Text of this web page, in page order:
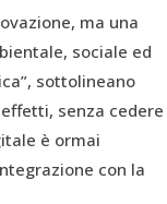
ma una
sociale ed
sottolineano
senza cedere
è ormai
con la